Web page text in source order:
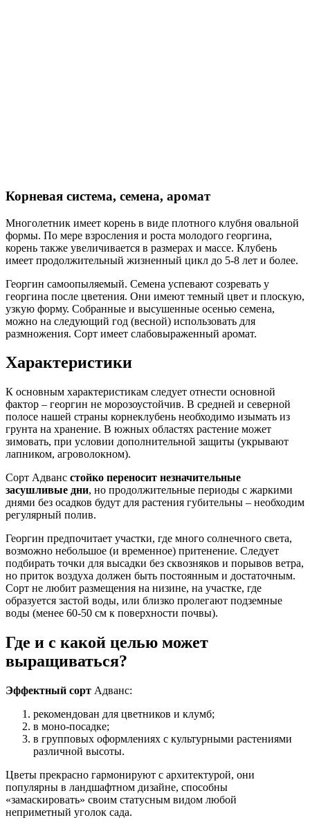
Корневая система, семена, аромат
Многолетник имеет корень в виде плотного клубня овальной
формы. По мере взросления и роста молодого георгина,
корень также увеличивается в размерах и массе. Клубень
имеет продолжительный жизненный цикл до 5-8 лет и более.
Георгин самоопыляемый. Семена успевают созревать у
георгина после цветения. Они имеют темный цвет и плоскую,
узкую форму. Собранные и высушенные осенью семена,
можно на следующий год (весной) использовать для
размножения. Сорт имеет слабовыраженный аромат.
Характеристики
К основным характеристикам следует отнести основной
фактор – георгин не морозоустойчив. В средней и северной
полосе нашей страны корнеклубень необходимо изымать из
грунта на хранение. В южных областях растение может
зимовать, при условии дополнительной защиты (укрывают
лапником, агроволокном).
Сорт Адванс стойко переносит незначительные
засушливые дни, но продолжительные периоды с жаркими
днями без осадков будут для растения губительны – необходим
регулярный полив.
Георгин предпочитает участки, где много солнечного света,
возможно небольшое (и временное) притенение. Следует
подбирать точки для высадки без сквозняков и порывов ветра,
но приток воздуха должен быть постоянным и достаточным.
Сорт не любит размещения на низине, на участке, где
образуется застой воды, или близко пролегают подземные
воды (менее 60-50 см к поверхности почвы).
Где и с какой целью может
выращиваться?
Эффектный сорт Адванс:
рекомендован для цветников и клумб;
в моно-посадке;
в групповых оформлениях с культурными растениями
различной высоты.
Цветы прекрасно гармонируют с архитектурой, они
популярны в ландшафтном дизайне, способны
«замаскировать» своим статусным видом любой
неприметный уголок сада.